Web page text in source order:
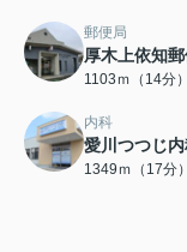
郵便局
厚木上依知
1103ｍ（14分）
内科
愛川つつじ
1349ｍ（17分）